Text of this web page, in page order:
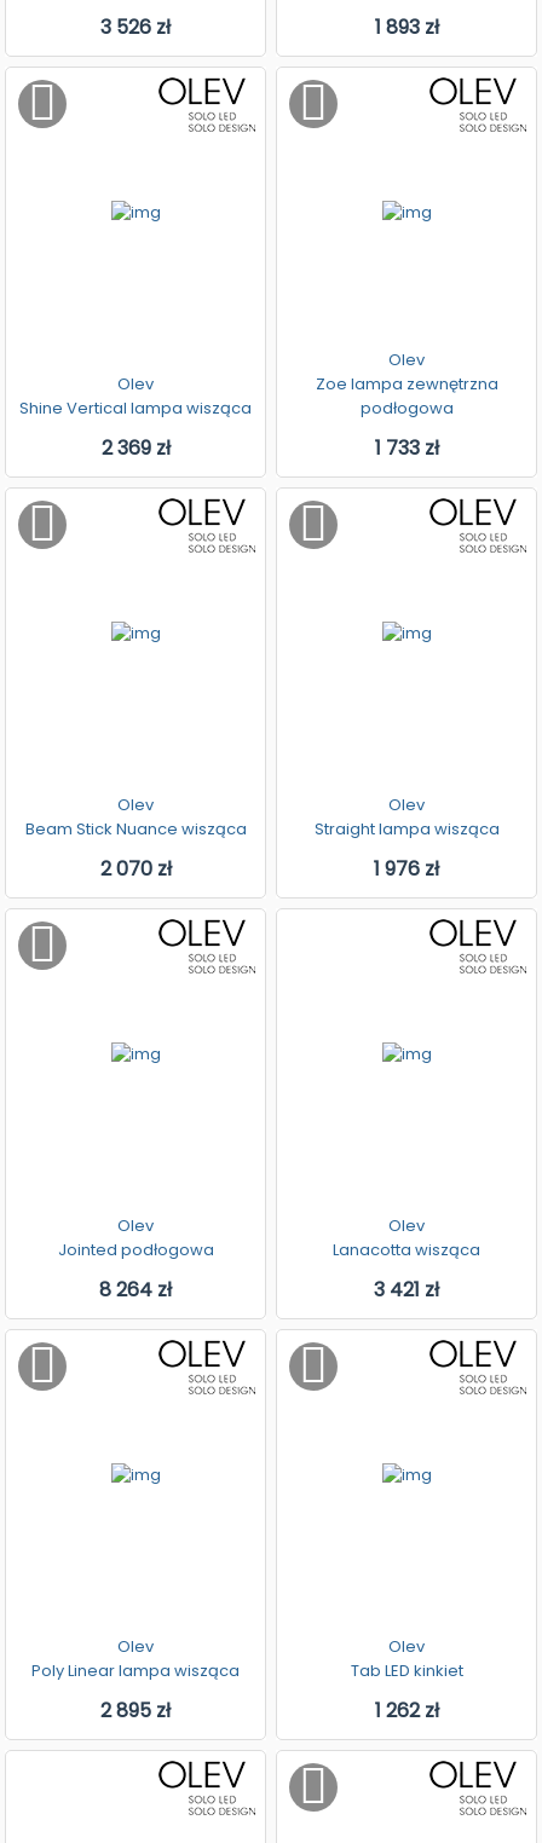
3 526 zł 1 893 zł
Olev
Shine Vertical lampa wisząca
2 369 zł
Olev
Zoe lampa zewnętrzna
podłogowa
1 733 zł
Olev
Beam Stick Nuance wisząca
2 070 zł
Olev
Straight lampa wisząca
1 976 zł
Olev
Jointed podłogowa
8 264 zł
Olev
Lanacotta wisząca
3 421 zł
Olev
Poly Linear lampa wisząca
2 895 zł
Olev
Tab LED kinkiet
1 262 zł